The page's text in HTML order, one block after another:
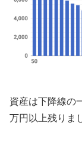
資産は下降線の
万円以上残りま